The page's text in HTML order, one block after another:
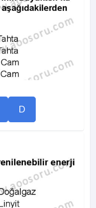
D